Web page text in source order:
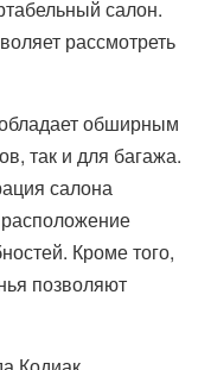
салон.
рассмотреть
обширным
так и для багажа.
салона
Кроме того,
позволяют